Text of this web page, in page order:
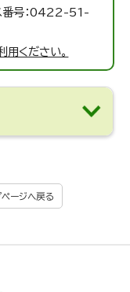
号：0422-51-
ください。
ページへ戻る